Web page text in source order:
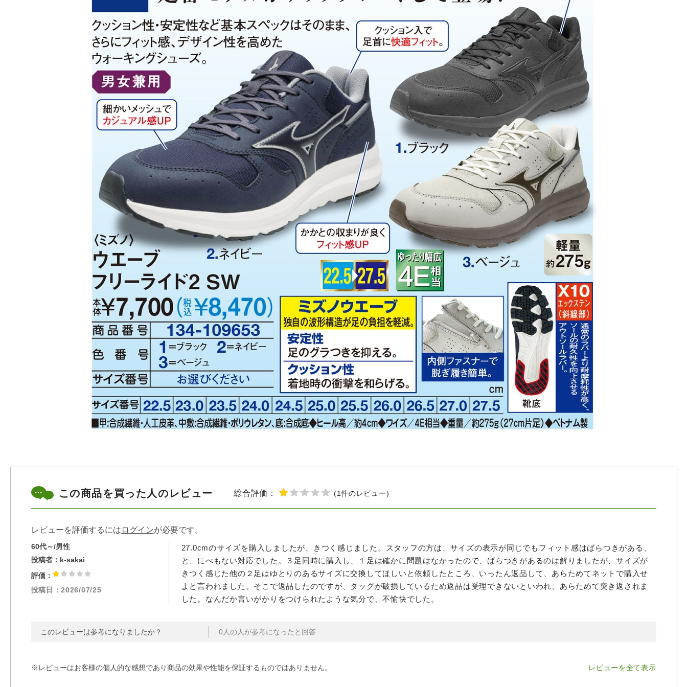
この商品を買った人のレビュー 総合評価： (1件のレビュー)
レビューを評価するには ログインが必要です。
60代～/男性
投稿者： k-sakai
評価：
投稿日：2026/07/25
27.0cmのサイズを購入しましたが、きつく感じました。スタッフの方は、サイズの表示が同じでもフィット感はばらつきがある、
と、にべもない対応でした。３足同時に購入し、１足は確かに問題はなかったので、ばらつきがあるのは解りましたが、サイズが
きつく感じた他の２足はゆとりのあるサイズに交換してほしいと依頼したところ、いったん返品して、あらためてネットで購入せ
よと言われました。そこで返品したのですが、タッグが破損しているため返品は受理できないといわれ、あらためて突き返されま
した。なんだか言いがかりをつけられたような気分で、不愉快でした。
このレビューは参考になりましたか？ 0人の人が参考になったと回答
※レビューはお客様の個人的な感想であり商品の効果や性能を保証するものではありません。 レビューを全て表示